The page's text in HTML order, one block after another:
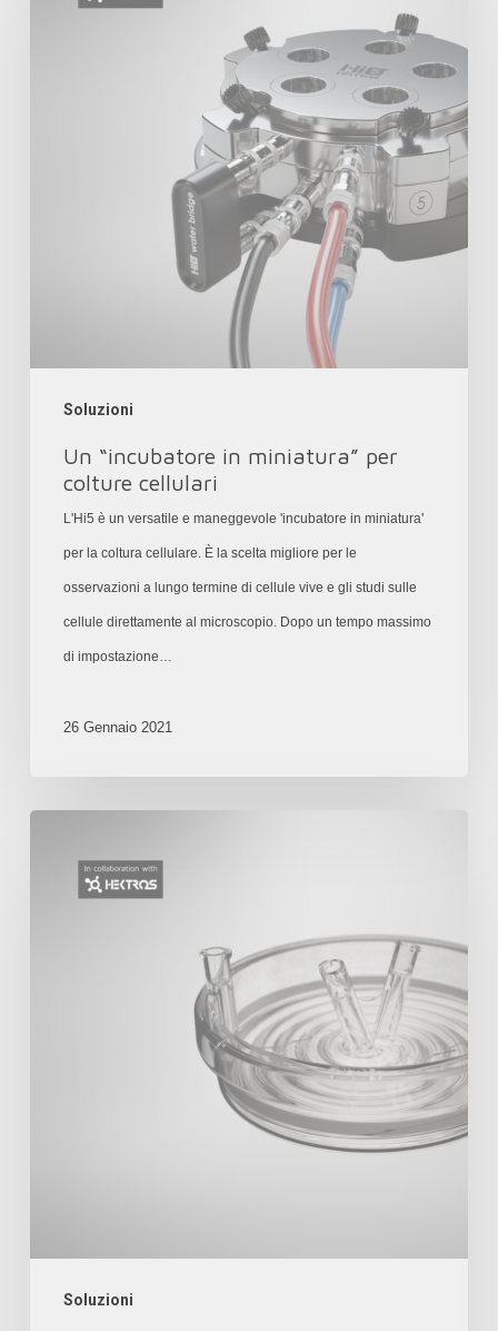
Soluzioni
Un “incubatore in miniatura” per
colture cellulari
L'Hi5 è un versatile e maneggevole 'incubatore in miniatura'
per la coltura cellulare. È la scelta migliore per le
osservazioni a lungo termine di cellule vive e gli studi sulle
cellule direttamente al microscopio. Dopo un tempo massimo
di impostazione…
26 Gennaio 2021
Soluzioni
perfusione